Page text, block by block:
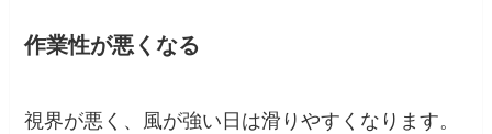
作業性が悪くなる
視界が悪く、風が強い日は滑りやすくなります。